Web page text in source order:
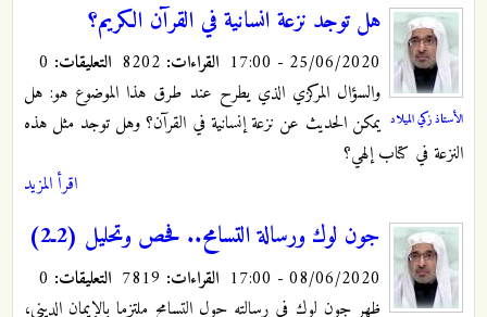
الأستاذ زكي الميلاد
هل توجد نزعة انسانية في القرآن الكريم؟
25/06/2020 - 17:00 القراءات: التعليقات:
والسؤال المركزي الذي يطرح عند طرق هذا الموضوع هو: هل
يمكن الحديث عن نزعة إنسانية في القرآن؟ وهل توجد مثل هذه
النزعة في كتاب إلهي؟
اقرأ المزيد
جون لوك ورسالة التسامح.. فحص وتحليل (2ـ2)
08/06/2020 - 17:00 القراءات: التعليقات:
ظهر جون لوك في رسالته حول التسامح ملتزما بالإيمان الديني،